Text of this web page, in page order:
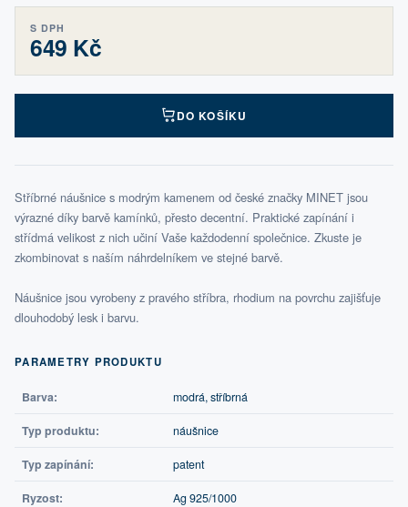
S DPH
649 Kč
DO KOŠÍKU
Stříbrné náušnice s modrým kamenem od české značky MINET jsou
výrazné díky barvě kamínků, přesto decentní. Praktické zapínání i
střídmá velikost z nich učiní Vaše každodenní společnice. Zkuste je
zkombinovat s naším náhrdelníkem ve stejné barvě.
Náušnice jsou vyrobeny z pravého stříbra, rhodium na povrchu zajišťuje
dlouhodobý lesk i barvu.
PARAMETRY PRODUKTU
Barva: modrá, stříbrná
Typ produktu: náušnice
Typ zapínání: patent
Ryzost: Ag 925/1000